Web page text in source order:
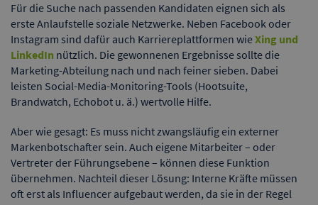
Für die Suche nach passenden Kandidaten eignen sich als
erste Anlaufstelle soziale Netzwerke. Neben Facebook oder
Instagram sind dafür auch Karriereplattformen wieXing und
LinkedIn nützlich. Die gewonnenen Ergebnisse sollte die
Marketing-Abteilung nach und nach feiner sieben. Dabei
leisten Social-Media-Monitoring-Tools (Hootsuite,
Brandwatch, Echobot u. ä.) wertvolle Hilfe.
Aber wie gesagt: Es muss nicht zwangsläufig ein externer
Markenbotschafter sein. Auch eigene Mitarbeiter – oder
Vertreter der Führungsebene – können diese Funktion
übernehmen. Nachteil dieser Lösung: Interne Kräfte müssen
oft erst als Influencer aufgebaut werden, da sie in der Regel